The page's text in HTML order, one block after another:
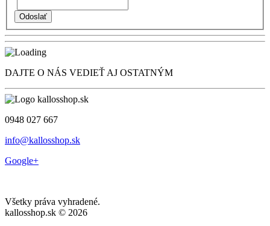
DAJTE O NÁS VEDIEŤ AJ OSTATNÝM
0948 027 667
info@kallosshop.sk
Google+
Všetky práva vyhradené.
kallosshop.sk © 2026